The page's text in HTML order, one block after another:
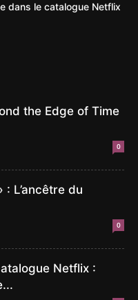
dans le catalogue Netflix
the Edge of Time
0
L’ancêtre du
0
Netflix :